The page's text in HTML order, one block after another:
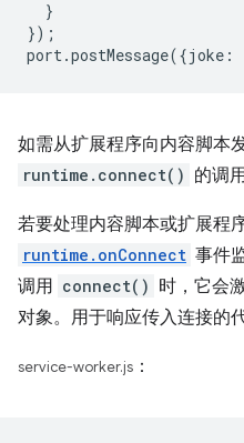
}
});
port.postMessage({joke :
如需从扩展程序向内容脚本
runtime.connect() 的调
若要处理内容脚本或扩展程
runtime.onConnect 事件
调用 connect() 时，它会
对象。用于响应传入连接的
service-worker.js ：